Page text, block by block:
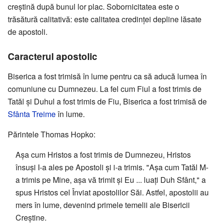
creștină după bunul lor plac. Sobornicitatea este o
trăsătură calitativă: este calitatea credinței depline lăsate
de apostoli.
Caracterul apostolic
Biserica a fost trimisă în lume pentru ca să aducă lumea în
comuniune cu Dumnezeu. La fel cum Fiul a fost trimis de
Tatăl și Duhul a fost trimis de Fiu, Biserica a fost trimisă de
Sfânta Treimeîn lume.
Părintele Thomas Hopko:
Așa cum Hristos a fost trimis de Dumnezeu, Hristos
însuși I-a ales pe Apostoli și i-a trimis. "Așa cum Tatăl M-
a trimis pe Mine, așa vă trimit și Eu ... luați Duh Sfânt," a
spus Hristos cel Înviat apostolilor Săi. Astfel, apostolii au
mers în lume, devenind primele temelii ale Bisericii
Creștine.